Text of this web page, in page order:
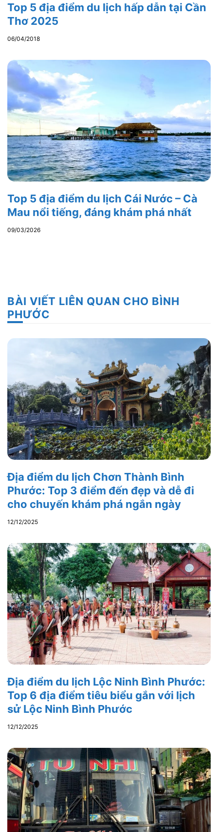
Top 5 địa điểm du lịch hấp dẫn tại Cần
Thơ 2025
06/04/2018
Top 5 địa điểm du lịch Cái Nước – Cà
Mau nổi tiếng, đáng khám phá nhất
09/03/2026
BÀI VIẾT LIÊN QUAN CHO BÌNH
PHƯỚC
Địa điểm du lịch Chơn Thành Bình
Phước: Top 3 điểm đến đẹp và dễ đi
cho chuyến khám phá ngắn ngày
12/12/2025
Địa điểm du lịch Lộc Ninh Bình Phước:
Top 6 địa điểm tiêu biểu gắn với lịch
sử Lộc Ninh Bình Phước
12/12/2025